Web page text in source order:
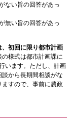
ない旨の回答があっ
無い旨の回答があっ
初回に限り都市計画
様式は都市計画課に
います。 ただし、計画
から長期間相談がな
すので、事前に農政